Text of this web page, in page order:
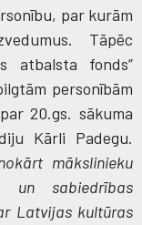
par kurām
Tāpēc
atbalsta fonds”
personībām
20.gs. sākuma
Kārli Padegu.
mākslinieku
un sabiedrības
Latvijas kultūras